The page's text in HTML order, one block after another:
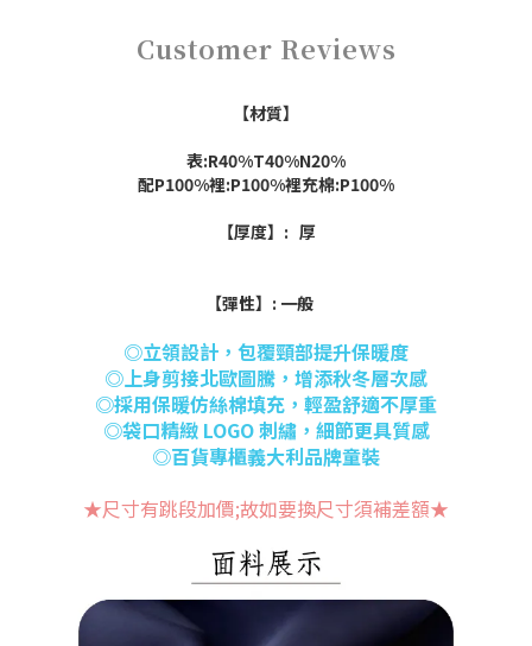
Customer Reviews
【材質】
表:R40%T40%N20%
配P100%裡:P100%裡充棉:P100%
【厚度】: 厚
【彈性】: 一般
◎立領設計，包覆頸部提升保暖度
◎上身剪接北歐圖騰，增添秋冬層次感
◎採用保暖仿絲棉填充，輕盈舒適不厚重
◎袋口精緻 LOGO 刺繡，細節更具質感
◎百貨專櫃義大利品牌童裝
★尺寸有跳段加價;故如要換尺寸須補差額★